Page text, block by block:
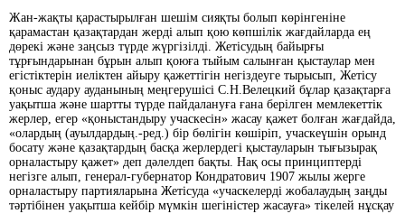
Жан-жақты қарастырылған шешім сияқты болып көрінгеніне
қарамастан қазақтардан жерді алып қою көпшілік жағдайларда ең
дөрекі және заңсыз түрде жүргізілді. Жетісудың байырғы
тұрғындарынан бұрын алып қоюға тыйым салынған қыстаулар мен
егістіктерін иеліктен айыру қажеттігін негіздеуге тырысып, Жетісу
қоныс аудару ауданының меңгерушісі С.Н.Велецкий бұлар қазақтарға
уақытша және шартты түрде пайдалануға ғана берілген мемлекеттік
жерлер, егер «қоныстандыру учаскесін» жасау қажет болған жағдайда,
«олардың (ауылдардың.-ред.) бір бөлігін көшіріп, учаскеүшін орынд
босату және қазақтардың басқа жерлердегі қыстауларын тығызырақ
орналастыру қажет» деп дәлелдеп бақты. Нақ осы принциптерді
негізге алып, генерал-губернатор Кондратович 1907 жылы жерге
орналастыру партияларына Жетісуда «учаскелерді жобалаудың заңды
тәртібінен уақытша кейбір мүмкін шегіністер жасауға» тікелей нұсқау